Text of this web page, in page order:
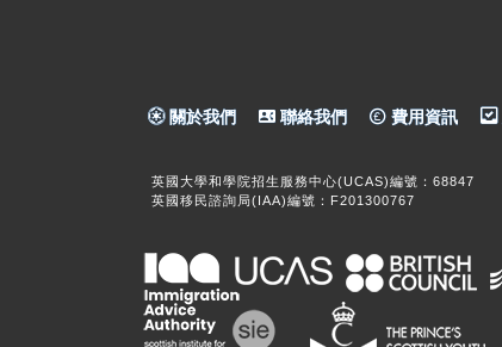
關於我們 聯絡我們 費用資訊
英國大學和學院招生服務中心(UCAS)編號：68847
英國移民諮詢局(IAA)編號：F201300767